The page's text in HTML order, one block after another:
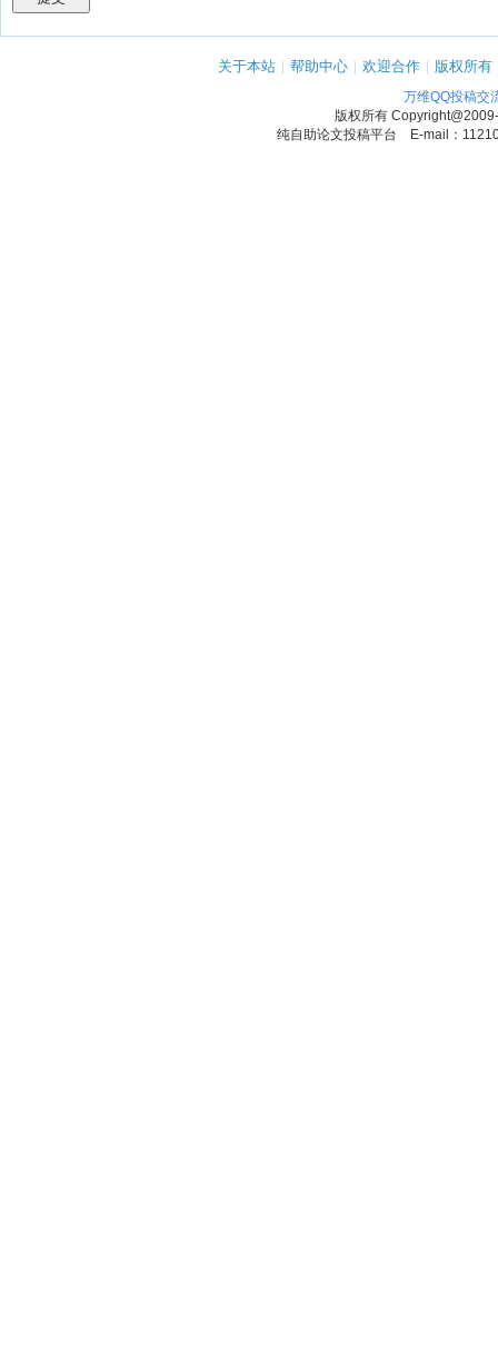
关于本站 | 帮助中心 | 欢迎合作 | 版权所有
万维QQ投稿交
版权所有
纯自助论文投稿平台 E-mail：